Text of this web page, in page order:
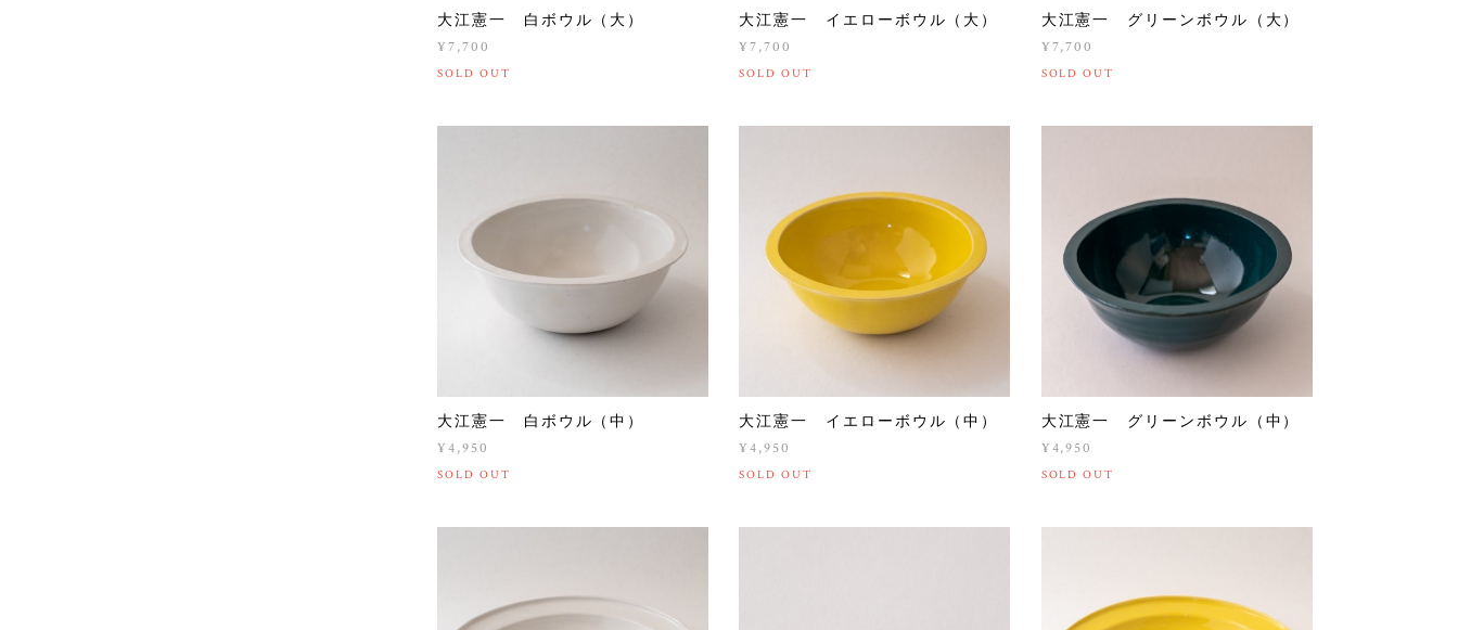
大江憲一 白ボウル（大）
¥7,700
SOLD OUT
大江憲一 イエローボウル（大）
¥7,700
SOLD OUT
大江憲一 グリーンボウル（大）
¥7,700
SOLD OUT
大江憲一 白ボウル（中）
¥4,950
SOLD OUT
大江憲一 イエローボウル（中）
¥4,950
SOLD OUT
大江憲一 グリーンボウル（中）
¥4,950
SOLD OUT